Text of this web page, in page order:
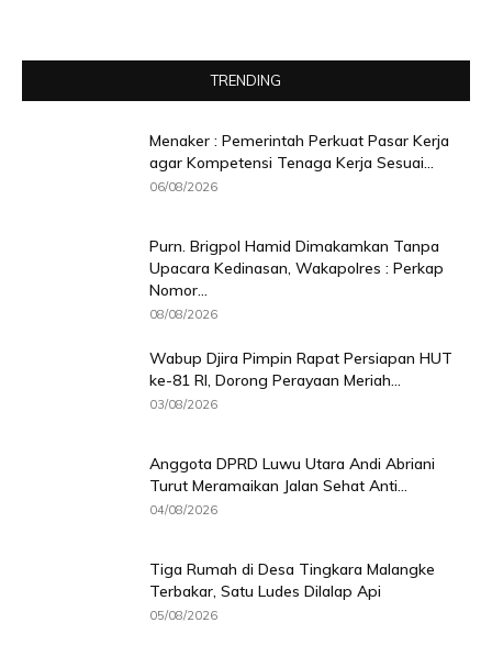
TRENDING
Menaker : Pemerintah Perkuat Pasar Kerja
agar Kompetensi Tenaga Kerja Sesuai...
06/08/2026
Purn. Brigpol Hamid Dimakamkan Tanpa
Upacara Kedinasan, Wakapolres : Perkap
Nomor...
08/08/2026
Wabup Djira Pimpin Rapat Persiapan HUT
ke-81 RI, Dorong Perayaan Meriah...
03/08/2026
Anggota DPRD Luwu Utara Andi Abriani
Turut Meramaikan Jalan Sehat Anti...
04/08/2026
Tiga Rumah di Desa Tingkara Malangke
Terbakar, Satu Ludes Dilalap Api
05/08/2026